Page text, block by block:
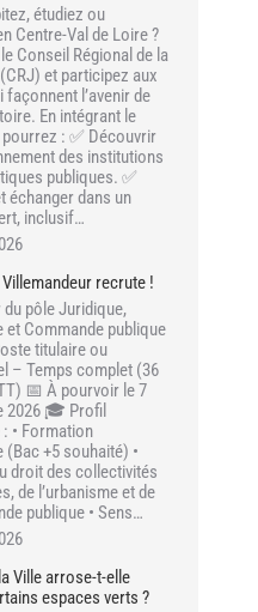
étudiez ou
Centre-Val de Loire ?
Conseil Régional de la
et participez aux
façonnent l’avenir de
En intégrant le
pourrez : ✅ Découvrir
des institutions
publiques. ✅
échanger dans un
inclusif…
Villemandeur recrute !
du pôle Juridique,
et Commande publique
titulaire ou
– Temps complet (36
📅 À pourvoir le 7
2026 🎓 Profil
• Formation
(Bac +5 souhaité) •
droit des collectivités
de l’urbanisme et de
publique • Sens…
Ville arrose-t-elle
espaces verts ?